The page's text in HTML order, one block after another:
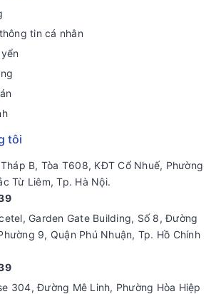
tin cá nhân
tôi
B, Tòa T608, KĐT Cổ Nhuế, Phường
Từ Liêm, Tp. Hà Nội.
Garden Gate Building, Số 8, Đường
9, Quận Phú Nhuận, Tp. Hồ Chính
304, Đường Mê Linh, Phường Hòa Hiệp